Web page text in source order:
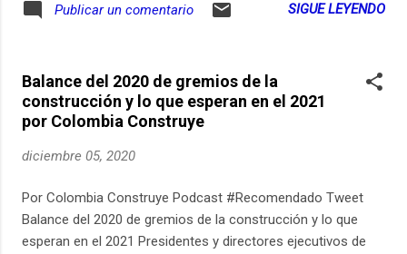
huilenses. ¡Ay buen primor! Las respuestas nos pusieron la
identifican con alguno porque ser huilense es una mezcla de
un jurgo de cosas boniticas, nuestra geografía –muy
privilegiada-, nuestra riqueza natural y cultural, la
gastronomía en fin, puro “sentir huilense”. #BuenPrimor
imagina que su mamá, papá, tías, tíos, abuelos, abuelas o
usted mismo aparecieran en un capítulo de opicaster?
Segurament...
Publicar un comentario SIGUE LEYENDO
Balance del 2020 de gremios de la
construcción y lo que esperan en el 2021
por Colombia Construye
diciembre 05, 2020
Por Colombia Construye Podcast #Recomendado Tweet
Balance del 2020 de gremios de la construcción y lo que
esperan en el 2021 Presidentes y directores ejecutivos de